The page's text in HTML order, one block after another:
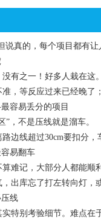
说真的，每个项目都有
有之一！好多人栽在这
，等反应过来已经晚了
容易丢分的项目
，不是压线就是溜车。
边线超过30cm要扣分，
易翻车
难记，大部分人都能顺
出库忘了打左转向灯，
线
特别考验细节。难点在